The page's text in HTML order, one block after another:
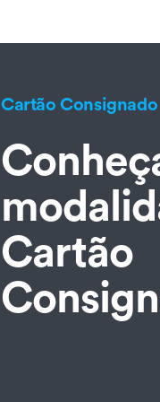
Cartão Consignado
Cartão